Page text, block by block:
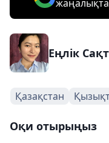
Еңлік
Қазақстан
Оқи отырыңыз